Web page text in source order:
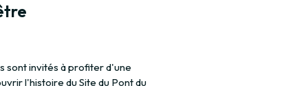
sont invités à profiter d'une
l'histoire du Site du Pont du